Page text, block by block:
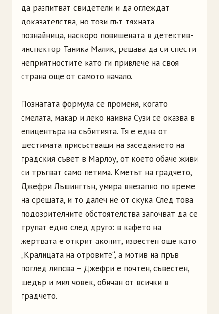
да разпитват свидетели и да оглеждат
доказателства, но този път тяхната
познайница, наскоро повишената в детектив-
инспектор Таника Малик, решава да си спести
неприятностите като ги привлече на своя
страна още от самото начало.
Познатата формула се променя, когато
смелата, макар и леко наивна Сузи се оказва в
епицентъра на събитията. Тя е една от
шестимата присъстващи на заседанието на
градския съвет в Марлоу, от което обаче живи
си тръгват само петима. Кметът на градчето,
Джефри Лъшингтън, умира внезапно по време
на срещата, и то далеч не от скука. След това
подозрителните обстоятелства започват да се
трупат едно след друго: в кафето на
жертвата е открит аконит, известен още като
„Кралицата на отровите“, а мотив на пръв
поглед липсва – Джефри е почтен, съвестен,
щедър и мил човек, обичан от всички в
градчето.